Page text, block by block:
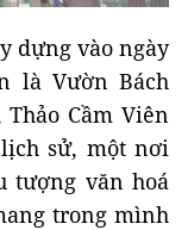
dựng vào ngày
là Vườn Bách
Cầm Viên
sử, một nơi
tượng văn hoá
trong mình